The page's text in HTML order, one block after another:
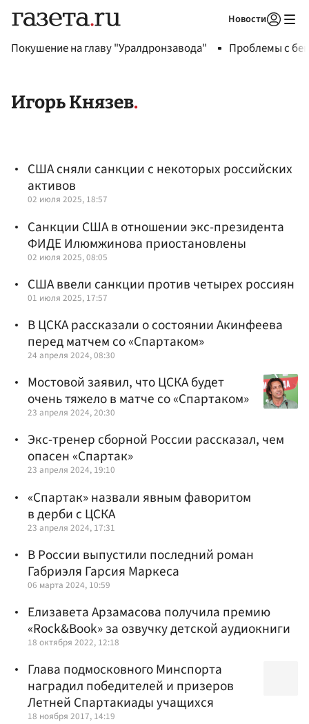
Новости
Покушение на главу "Уралдронзавода" Проблемы с
Игорь Князев
США сняли санкции с некоторых российских
активов
02 июля 2025, 18:57
Санкции США в отношении экс-президента
ФИДЕ Илюмжинова приостановлены
02 июля 2025, 08:05
США ввели санкции против четырех россиян
01 июля 2025, 17:57
В ЦСКА рассказали о состоянии Акинфеева
перед матчем со «Спартаком»
24 апреля 2024, 08:30
Мостовой заявил, что ЦСКА будет
очень тяжело в матче со «Спартаком»
23 апреля 2024, 20:30
Экс-тренер сборной России рассказал, чем
опасен «Спартак»
23 апреля 2024, 19:10
«Спартак» назвали явным фаворитом
в дерби с ЦСКА
23 апреля 2024, 17:31
В России выпустили последний роман
Габриэля Гарсия Маркеса
06 марта 2024, 10:59
Елизавета Арзамасова получила премию
«Rock&Book» за озвучку детской аудиокниги
18 октября 2022, 12:18
Глава подмосковного Минспорта
наградил победителей и призеров
Летней Спартакиады учащихся
18 ноября 2017, 14:19